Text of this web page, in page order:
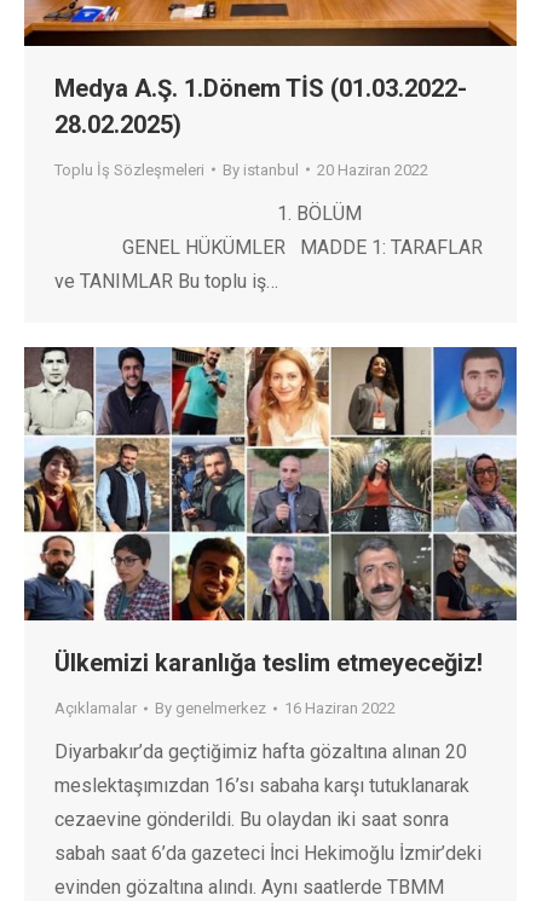
Medya A.Ş. 1.Dönem TİS (01.03.2022-
28.02.2025)
Toplu İş Sözleşmeleri By istanbul 20 Haziran 2022
1. BÖLÜM
GENEL HÜKÜMLER MADDE 1: TARAFLAR
ve TANIMLAR Bu toplu iş…
Ülkemizi karanlığa teslim etmeyeceğiz!
Açıklamalar By genelmerkez 16 Haziran 2022
Diyarbakır’da geçtiğimiz hafta gözaltına alınan 20
meslektaşımızdan 16’sı sabaha karşı tutuklanarak
cezaevine gönderildi. Bu olaydan iki saat sonra
sabah saat 6’da gazeteci İnci Hekimoğlu İzmir’deki
evinden gözaltına alındı. Aynı saatlerde TBMM